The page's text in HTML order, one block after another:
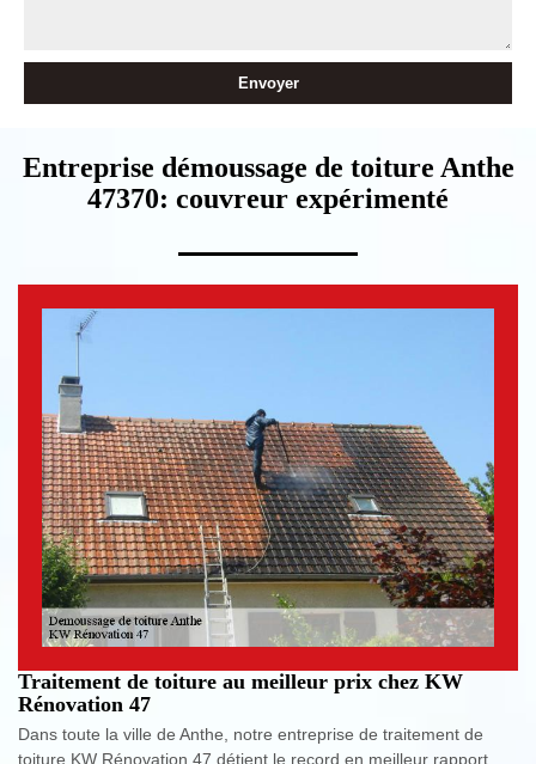
Entreprise démoussage de toiture Anthe
47370: couvreur expérimenté
Traitement de toiture au meilleur prix chez KW
Rénovation 47
Dans toute la ville de Anthe, notre entreprise de traitement de
toiture KW Rénovation 47 détient le record en meilleur rapport